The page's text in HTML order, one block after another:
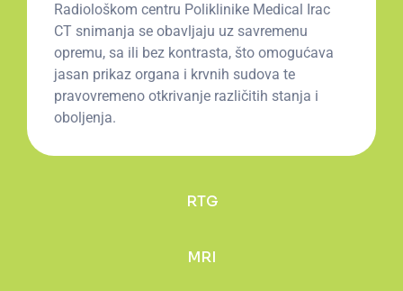
Radiološkom centru Poliklinike Medical Irac
CT snimanja se obavljaju uz savremenu
opremu, sa ili bez kontrasta, što omogućava
jasan prikaz organa i krvnih sudova te
pravovremeno otkrivanje različitih stanja i
oboljenja.
RTG
MRI